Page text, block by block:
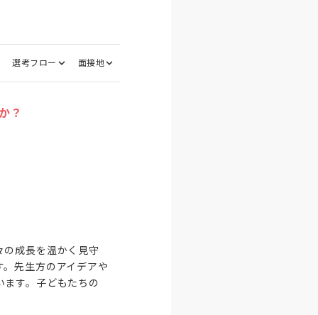
選考フロー 面接地
？
成長を温かく見守
先生方のアイデアや
す。子どもたちの